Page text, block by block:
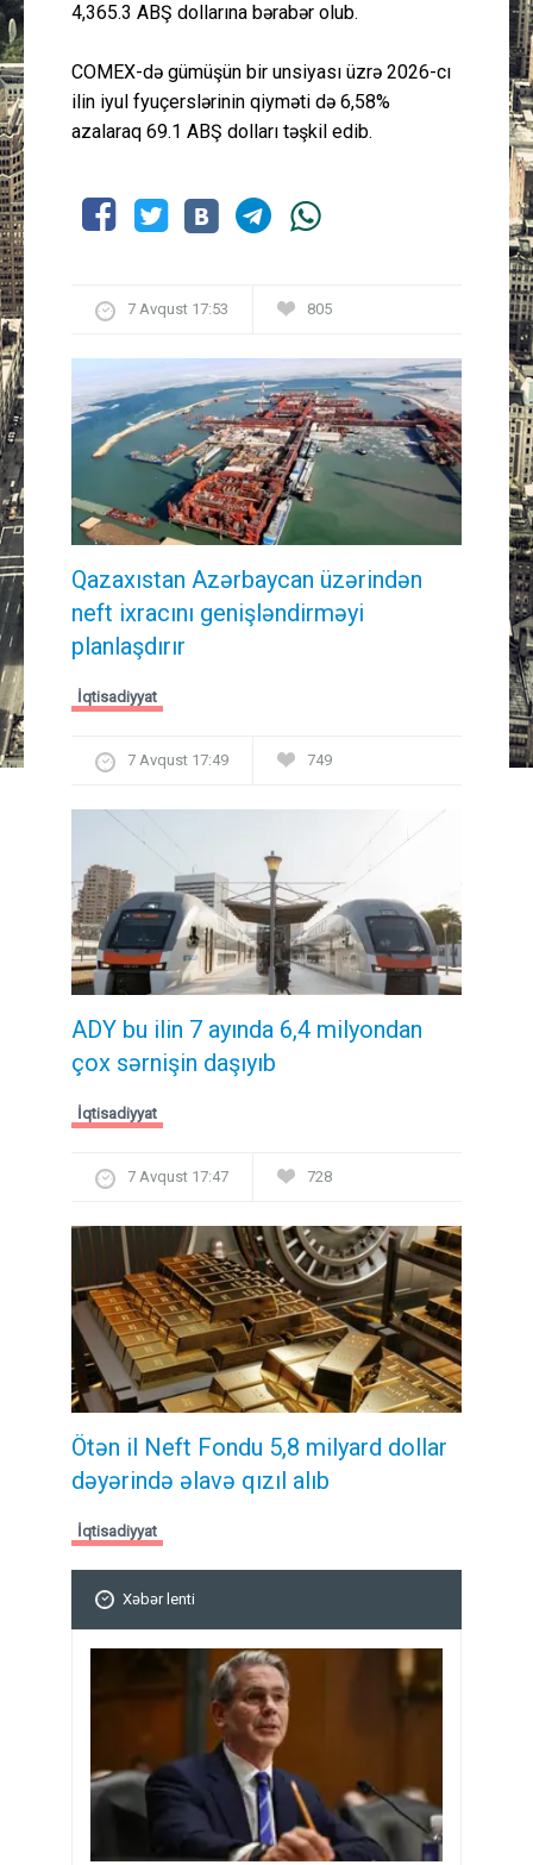
4,365.3 ABŞ dollarına bərabər olub.
COMEX-də gümüşün bir unsiyası üzrə 2026-cı
ilin iyul fyuçerslərinin qiyməti də 6,58%
azalaraq 69.1 ABŞ dolları təşkil edib.
7 Avqust 17:53 805
Qazaxıstan Azərbaycan üzərindən
neft ixracını genişləndirməyi
planlaşdırır
İqtisadiyyat
7 Avqust 17:49 749
ADY bu ilin 7 ayında 6,4 milyondan
çox sərnişin daşıyıb
İqtisadiyyat
7 Avqust 17:47 728
Ötən il Neft Fondu 5,8 milyard dollar
dəyərində əlavə qızıl alıb
İqtisadiyyat
Xəbər lenti